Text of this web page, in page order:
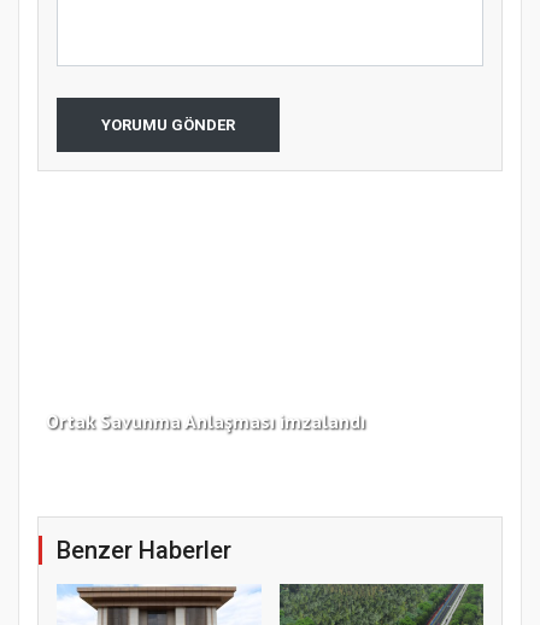
YORUMU GÖNDER
Ortak Savunma Anlaşması imzalandı
Benzer Haberler